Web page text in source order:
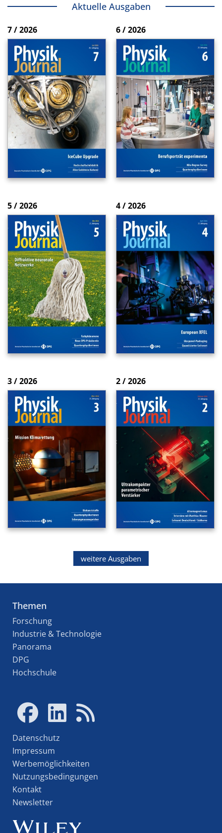
Aktuelle Ausgaben
7 / 2026 6 / 2026
5 / 2026 4 / 2026
3 / 2026 2 / 2026
weitere Ausgaben
Themen
Forschung
Industrie & Technologie
Panorama
DPG
Hochschule
Datenschutz
Impressum
Werbemöglichkeiten
Nutzungsbedingungen
Kontakt
Newsletter